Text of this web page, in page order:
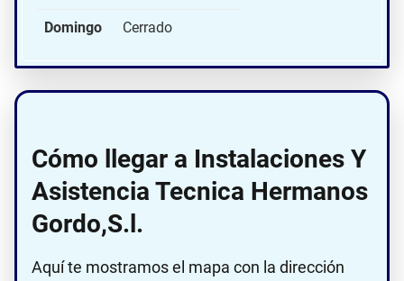
Domingo Cerrado
Cómo llegar a Instalaciones Y
Asistencia Tecnica Hermanos
Gordo,S.l.
Aquí te mostramos el mapa con la dirección